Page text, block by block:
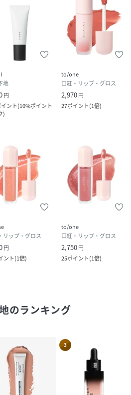
地
円
ント(10%ポイント
)
to/one
口紅・リップ・グロス
2,970円
27ポイント(1倍)
リップ・グロス
円
ント(1倍)
to/one
口紅・リップ・グロス
2,750円
25ポイント(1倍)
のランキング
3